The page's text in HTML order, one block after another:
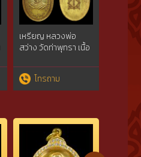
เหรียญ หลวงพ่อ
สว่าง วัดท่าพุทรา เนื้อ
2501 กำแพงเพชร
(ติดต่อสอบถามเพิ่ม
เติม โทร./ไลน์
โทรถาม
พระกริ่
ปลุกเส
เดิมๆ
สอบถา
โทร./ไลน์